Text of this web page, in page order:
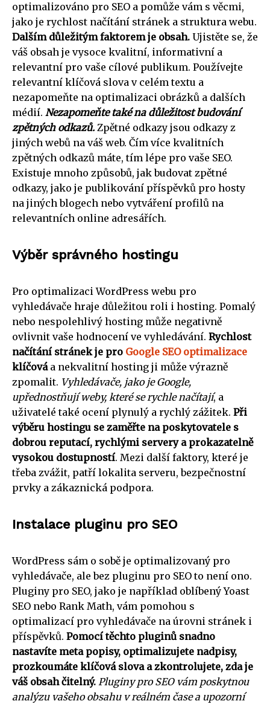
optimalizováno pro SEO a pomůže vám s věcmi,
jako je rychlost načítání stránek a struktura webu.
Dalším důležitým faktorem je obsah. Ujistěte se, že
váš obsah je vysoce kvalitní, informativní a
relevantní pro vaše cílové publikum. Používejte
relevantní klíčová slova v celém textu a
nezapomeňte na optimalizaci obrázků a dalších
médií. Nezapomeňte také na důležitost budování
zpětných odkazů. Zpětné odkazy jsou odkazy z
jiných webů na váš web. Čím více kvalitních
zpětných odkazů máte, tím lépe pro vaše SEO.
Existuje mnoho způsobů, jak budovat zpětné
odkazy, jako je publikování příspěvků pro hosty
na jiných blogech nebo vytváření profilů na
relevantních online adresářích.
Výběr správného hostingu
Pro optimalizaci WordPress webu pro
vyhledávače hraje důležitou roli i hosting. Pomalý
nebo nespolehlivý hosting může negativně
ovlivnit vaše hodnocení ve vyhledávání. Rychlost
načítání stránek je pro Google SEO optimalizace
klíčováa nekvalitní hosting ji může výrazně
zpomalit. Vyhledávače, jako je Google,
upřednostňují weby, které se rychle načítají, a
uživatelé také ocení plynulý a rychlý zážitek. Při
výběru hostingu se zaměřte na poskytovatele s
dobrou reputací, rychlými servery a prokazatelně
vysokou dostupností. Mezi další faktory, které je
třeba zvážit, patří lokalita serveru, bezpečnostní
prvky a zákaznická podpora.
Instalace pluginu pro SEO
WordPress sám o sobě je optimalizovaný pro
vyhledávače, ale bez pluginu pro SEO to není ono.
Pluginy pro SEO, jako je například oblíbený Yoast
SEO nebo Rank Math, vám pomohou s
optimalizací pro vyhledávače na úrovni stránek i
příspěvků. Pomocí těchto pluginů snadno
nastavíte meta popisy, optimalizujete nadpisy,
prozkoumáte klíčová slova a zkontrolujete, zda je
váš obsah čitelný. Pluginy pro SEO vám poskytnou
analýzu vašeho obsahu v reálném čase a upozorní